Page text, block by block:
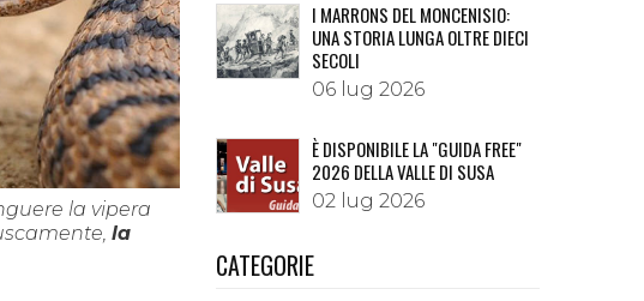
la vipera
la
I MARRONS DEL MONCENISIO:
UNA STORIA LUNGA OLTRE DIECI
SECOLI
06 lug 2026
È DISPONIBILE LA "GUIDA FREE"
2026 DELLA VALLE DI SUSA
02 lug 2026
CATEGORIE